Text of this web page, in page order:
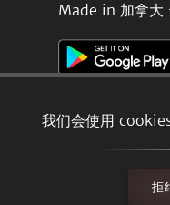
我们会使用
拒
Made in 加拿大